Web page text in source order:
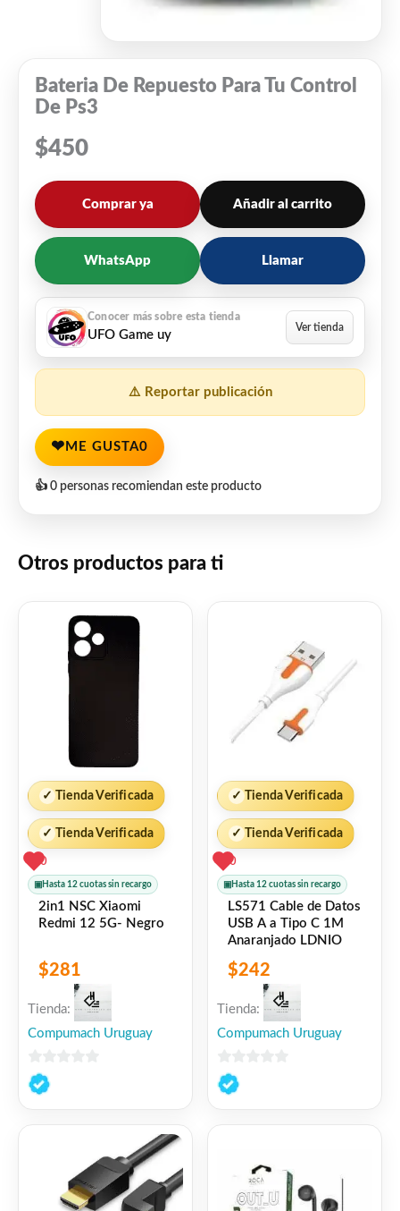
Bateria De Repuesto Para Tu Control
De Ps3
$450
Comprar ya Añadir al carrito
WhatsApp Llamar
UFO Game uy
⚠️ Reportar publicación
❤ ME GUSTA0
👍 0 personas recomiendan este producto
Otros productos para ti
✓ Tienda Verificada
✓ Tienda Verificada
0
▣ Hasta 12 cuotas sin recargo
2in1 NSC Xiaomi
Redmi 12 5G- Negro
$281
Tienda:
Compumach Uruguay
0
de
✓ Tienda Verificada
✓ Tienda Verificada
0
▣ Hasta 12 cuotas sin recargo
LS571 Cable de Datos
USB A a Tipo C 1M
Anaranjado LDNIO
$242
Tienda:
Compumach Uruguay
0
de